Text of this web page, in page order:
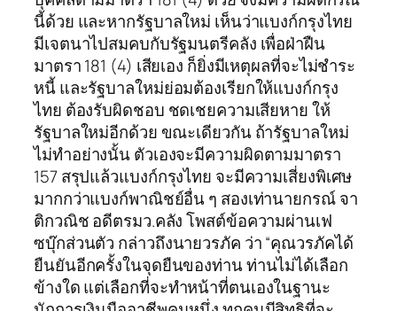
นี้ด้วย และหากรัฐบาลใหม่ เห็นว่าแบงก์กรุงไทย
มีเจตนาไปสมคบกับรัฐมนตรีคลัง เพื่อฝ่าฝืน
มาตรา 181 (4) เสียเอง ก็ยิ่งมีเหตุผลที่จะไม่ชำระ
หนี้ และรัฐบาลใหม่ย่อมต้องเรียกให้แบงก์กรุง
ไทย ต้องรับผิดชอบ ชดเชยความเสียหาย ให้
รัฐบาลใหม่อีกด้วย ขณะเดียวกัน ถ้ารัฐบาลใหม่
ไม่ทำอย่างนั้น ตัวเองจะมีความผิดตามมาตรา
157 สรุปแล้วแบงก์กรุงไทย จะมีความเสี่ยงพิเศษ
มากกว่าแบงก์พาณิชย์อื่น ๆ สองเท่านายกรณ์ จา
ติกวณิช อดีตรมว.คลัง โพสต์ข้อความผ่านเฟ
ซบุ๊กส่วนตัว กล่าวถึงนายวรภัค ว่า “คุณวรภัคได้
ยืนยันอีกครั้งในจุดยืนของท่าน ท่านไม่ได้เลือก
ข้างใด แต่เลือกที่จะทำหน้าที่ตนเองในฐานะ